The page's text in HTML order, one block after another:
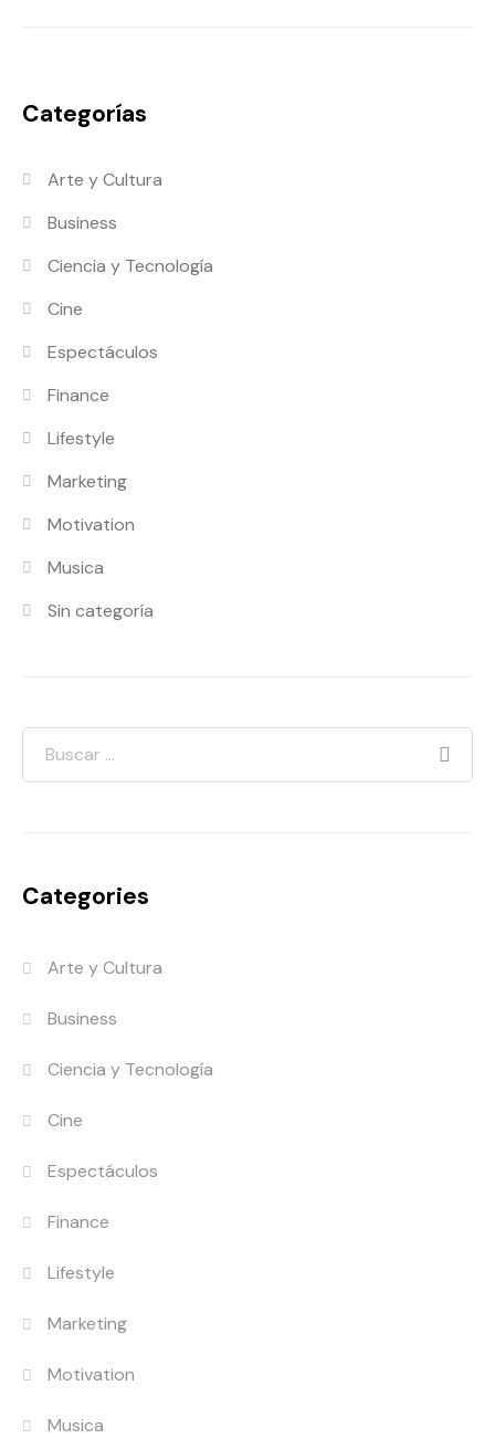
Categorías
Arte y Cultura
Business
Ciencia y Tecnología
Cine
Espectáculos
Finance
Lifestyle
Marketing
Motivation
Musica
Sin categoría
Categories
Arte y Cultura
Business
Ciencia y Tecnología
Cine
Espectáculos
Finance
Lifestyle
Marketing
Motivation
Musica